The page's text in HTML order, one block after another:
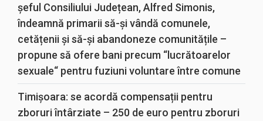
șeful Consiliului Județean, Alfred Simonis,
îndeamnă primarii să-și vândă comunele,
cetățenii și să-și abandoneze comunitățile –
propune să ofere bani precum “lucrătoarelor
sexuale“ pentru fuziuni voluntare între comune
Timișoara: se acordă compensații pentru
zboruri întârziate – 250 de euro pentru zboruri